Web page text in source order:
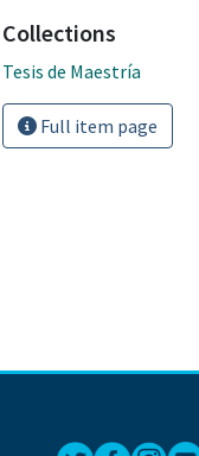
Collections
Tesis de Maestría
Full item page